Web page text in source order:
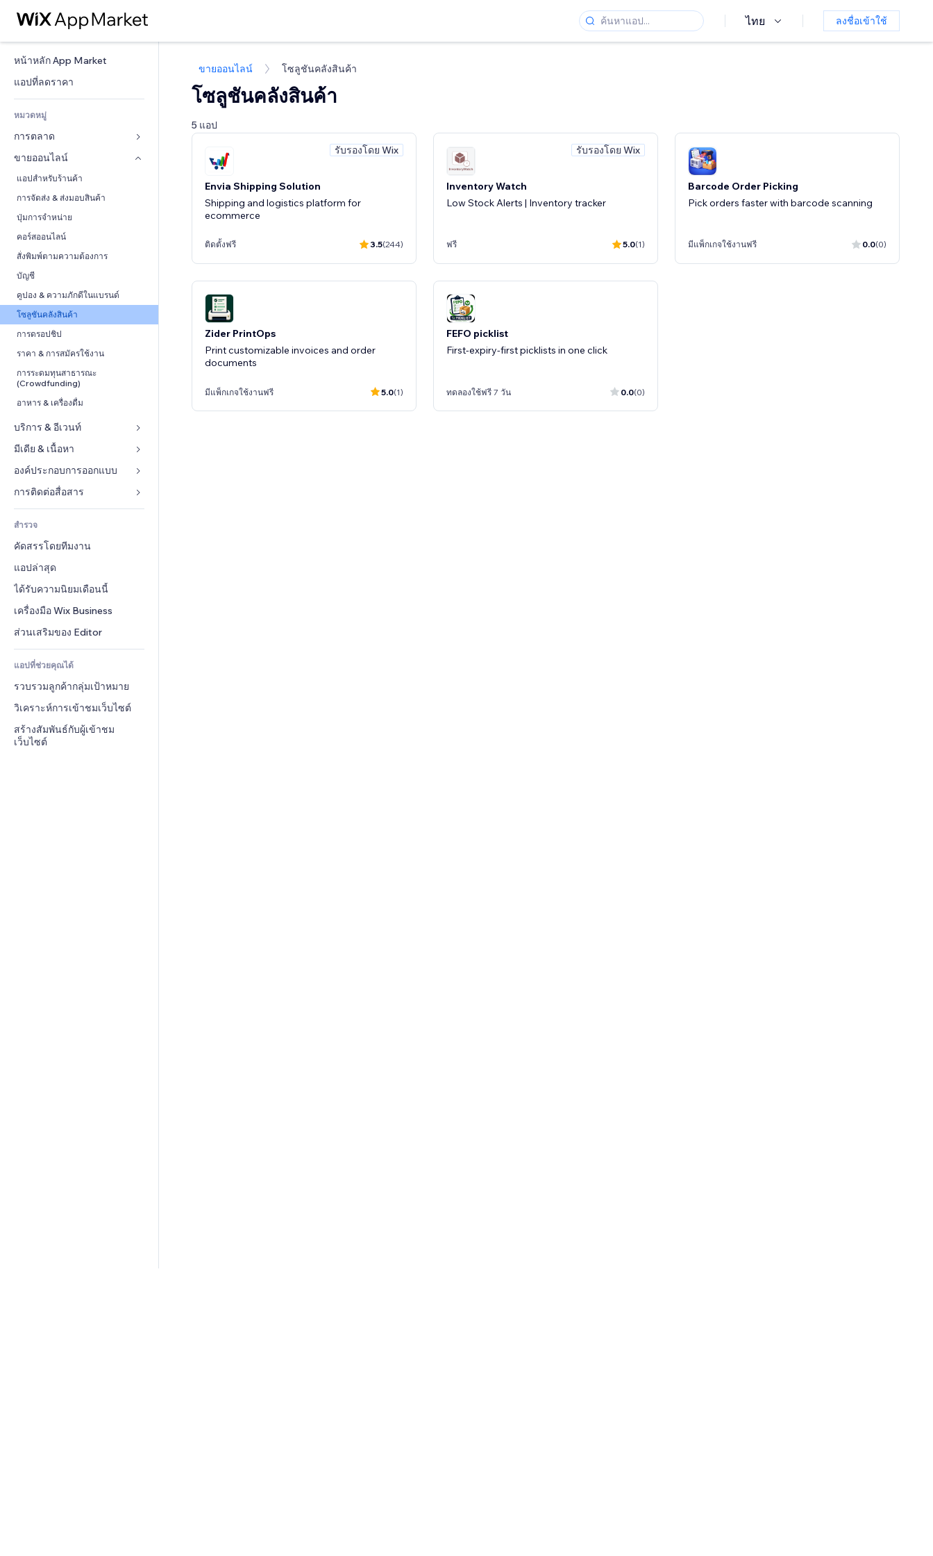
ไทย ลงชื่อเข้าใช้
หน้าหลัก App Market
แอปที่ลดราคา
หมวดหมู่
การตลาด
โฆษณา
โทรศัพท์มือถือ
บทวิเคราะห์
โซเชียล
SEO
มีส่วนร่วม
ทำอันดับเว็บไซต์
อีเมล
Conversion
ขายออนไลน์
แอปสำหรับร้านค้า
การจัดส่ง & ส่งมอบสินค้า
ปุ่มการจำหน่าย
คอร์สออนไลน์
สั่งพิมพ์ตามความต้องการ
บัญชี
คูปอง & ความภักดีในแบรนด์
โซลูชันคลังสินค้า
การดรอปชิป
ราคา & การสมัครใช้งาน
การระดมทุนสาธารณะ
(Crowdfunding)
อาหาร & เครื่องดื่ม
บริการ & อีเวนท์
โรงแรม
อีเวนท์
ร้านอาหาร
อสังหาริมทรัพย์
การจอง
มีเดีย & เนื้อหา
แกลเลอรี
เพลง
พอดแคสต์
การถ่ายภาพ
วิดีโอ
PDF
การแชร์ไฟล์
ข่าว
องค์ประกอบการออกแบบ
แผนที่  & การนำทาง
ส่วนบุคคล & ความปลอดภัย
นาฬิกา
เทมเพลตเพจ
เอฟเฟกต์รูปภาพ
ปุ่ม & เมนู
แบนเนอร์ & สัญลักษณ์
เครื่องคำนวน
ค้นหา
อากาศ
แผนภูมิ & ตาราง
แบบฟอร์ม
แบบสำรวจ
แชต
หมายเหตุ
โทรศัพท์
ชุมชน
รีวิว & การรับรอง
CRM
สำรวจ
คัดสรรโดยทีมงาน
แอปล่าสุด
ได้รับความนิยมเดือนนี้
เครื่องมือ Wix Business
ส่วนเสริมของ Editor
แอปที่ช่วยคุณได้
รวบรวมลูกค้ากลุ่มเป้าหมาย
วิเคราะห์การเข้าชมเว็บไซต์
สร้างสัมพันธ์กับผู้เข้าชม
เว็บไซต์
ขายออนไลน์ โซลูชันคลังสินค้า
โซลูชันคลังสินค้า
5 แอป
รับรองโดย Wix
Envia Shipping Solution
Shipping and logistics platform for
ecommerce
ติดตั้งฟรี 3.5(244)
รับรองโดย Wix
Inventory Watch
Low Stock Alerts | Inventory tracker
ฟรี 5.0(1)
Barcode Order Picking
Pick orders faster with barcode scanning
มีแพ็กเกจใช้งานฟรี 0.0(0)
Zider PrintOps
Print customizable invoices and order
documents
มีแพ็กเกจใช้งานฟรี 5.0(1)
FEFO picklist
First-expiry-first picklists in one click
ทดลองใช้ฟรี 7 วัน 0.0(0)